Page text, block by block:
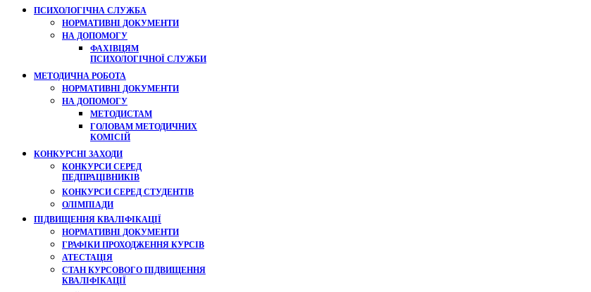
ПСИХОЛОГІЧНА СЛУЖБА
НОРМАТИВНІ ДОКУМЕНТИ
НА ДОПОМОГУ
ФАХІВЦЯМ
ПСИХОЛОГІЧНОЇ СЛУЖБИ
МЕТОДИЧНА РОБОТА
НОРМАТИВНІ ДОКУМЕНТИ
НА ДОПОМОГУ
МЕТОДИСТАМ
ГОЛОВАМ МЕТОДИЧНИХ
КОМІСІЙ
КОНКУРСНІ ЗАХОДИ
КОНКУРСИ СЕРЕД
ПЕДПРАЦІВНИКІВ
КОНКУРСИ СЕРЕД СТУДЕНТІВ
ОЛІМПІАДИ
ПІДВИЩЕННЯ КВАЛІФІКАЦІЇ
НОРМАТИВНІ ДОКУМЕНТИ
ГРАФІКИ ПРОХОДЖЕННЯ КУРСІВ
АТЕСТАЦІЯ
СТАН КУРСОВОГО ПІДВИЩЕННЯ
КВАЛІФІКАЦІЇ